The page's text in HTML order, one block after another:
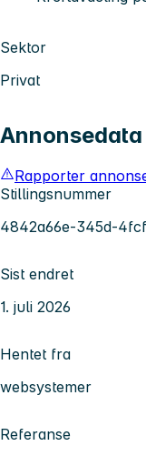
Sektor
Privat
Annonsedata
Rapporter
Stillingsnummer
4842a66e-345d-
Sist endret
1. juli 2026
Hentet fra
websystemer
Referanse